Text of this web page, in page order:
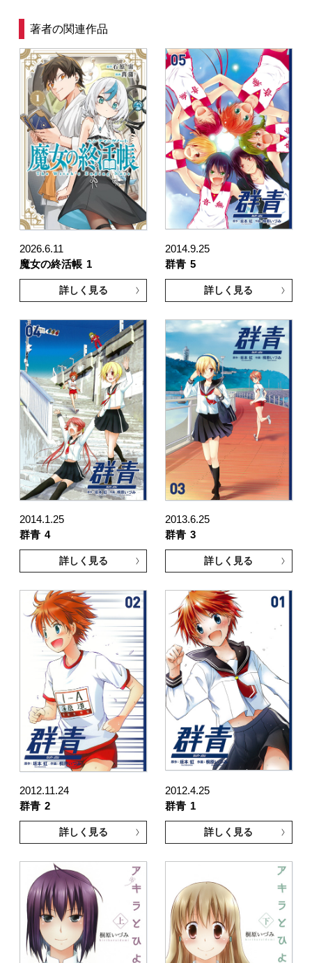
著者の関連作品
2026.6.11
魔女の終活帳 1
詳しく見る
2014.9.25
群青 5
詳しく見る
2014.1.25
群青 4
詳しく見る
2013.6.25
群青 3
詳しく見る
2012.11.24
群青 2
詳しく見る
2012.4.25
群青 1
詳しく見る